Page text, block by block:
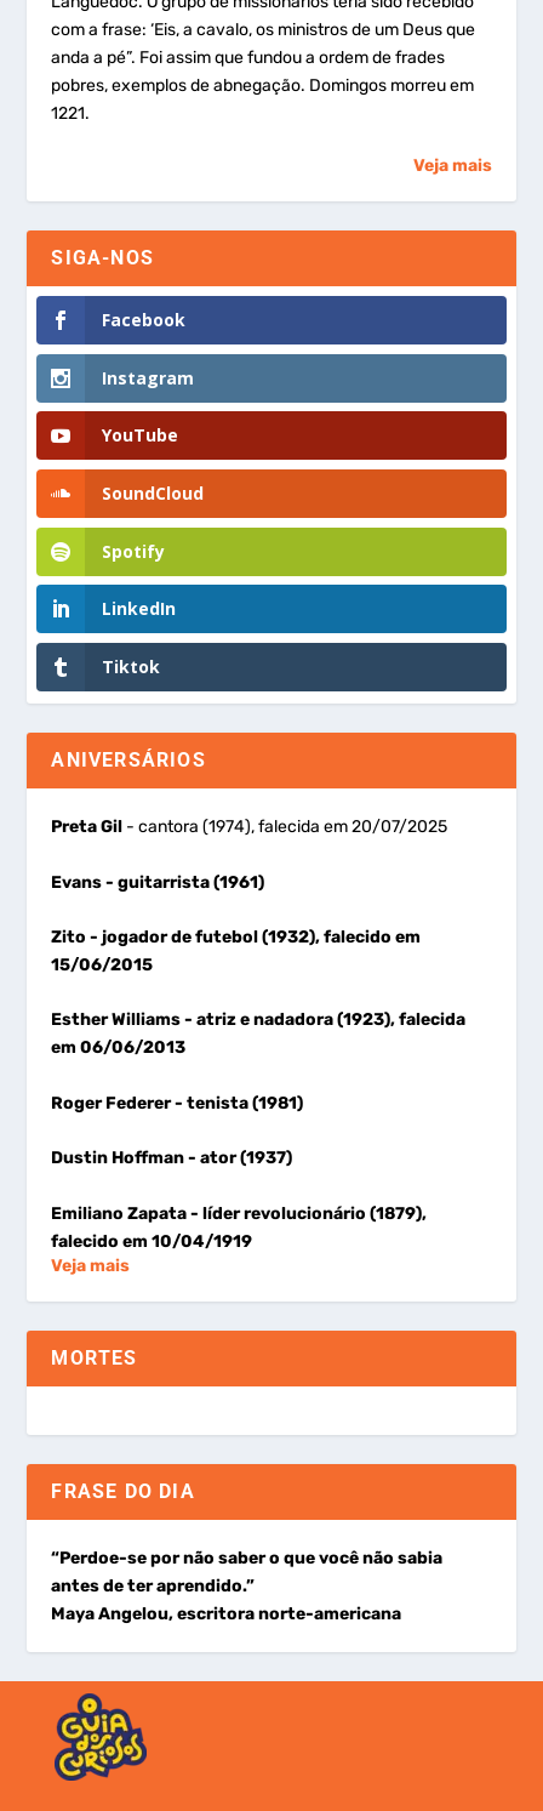
com a frase: ‘Eis, a cavalo, os ministros de um Deus que
anda a pé”. Foi assim que fundou a ordem de frades
pobres, exemplos de abnegação. Domingos morreu em
1221.
Veja mais
SIGA-NOS
Facebook
Instagram
YouTube
SoundCloud
Spotify
LinkedIn
Tiktok
ANIVERSÁRIOS
Preta Gil - cantora (1974), falecida em 20/07/2025
Evans- guitarrista (1961)
Zito- jogador de futebol (1932), falecido em
15/06/2015
Esther Williams- atriz e nadadora (1923), falecida
em 06/06/2013
Roger Federer- tenista (1981)
Dustin Hoffman- ator (1937)
Emiliano Zapata- líder revolucionário (1879),
falecido em 10/04/1919
Veja mais
MORTES
FRASE DO DIA
“Perdoe-se por não saber o que você não sabia
antes de ter aprendido.”
Maya Angelou, escritora norte-americana